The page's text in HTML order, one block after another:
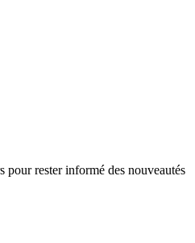
pour rester informé des nouveautés